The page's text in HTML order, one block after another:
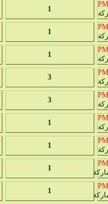
1
1
1
3
3
1
1
1
1